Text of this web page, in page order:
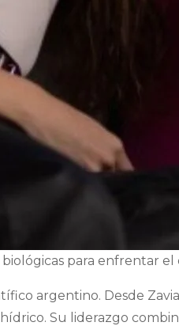
para enfrentar
argentino. Desde
Su liderazgo